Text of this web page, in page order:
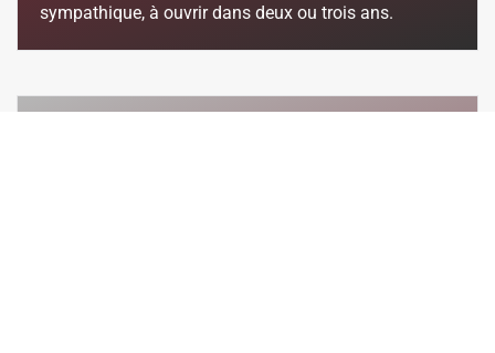
sympathique, à ouvrir dans deux ou trois ans.